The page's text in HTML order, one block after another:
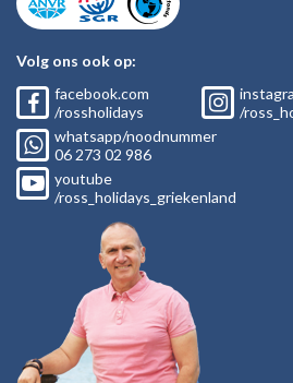
Volg ons ook op:
facebook.com
/rossholidays
/
whatsapp/noodnummer
06 273 02 986
youtube
/ross_holidays_griekenland